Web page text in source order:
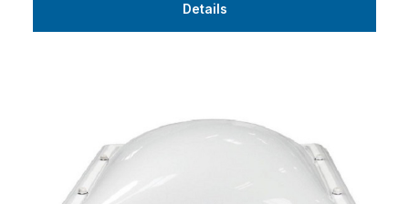
Details